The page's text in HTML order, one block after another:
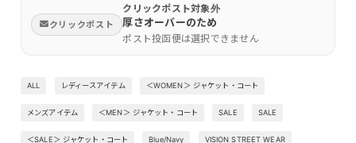
クリックポスト
クリックポスト対象外
厚さオーバーのため
ポスト投函便は選択できません
ALL レディースアイテム ＜WOMEN＞ ジャケット・コート
メンズアイテム ＜MEN＞ ジャケット・コート SALE SALE
＜SALE＞ ジャケット・コート Blue/Navy VISION STREET WEAR